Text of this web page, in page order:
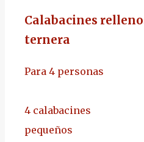
Calabacines
ternera
Para 4 personas
4 calabacines
pequeños